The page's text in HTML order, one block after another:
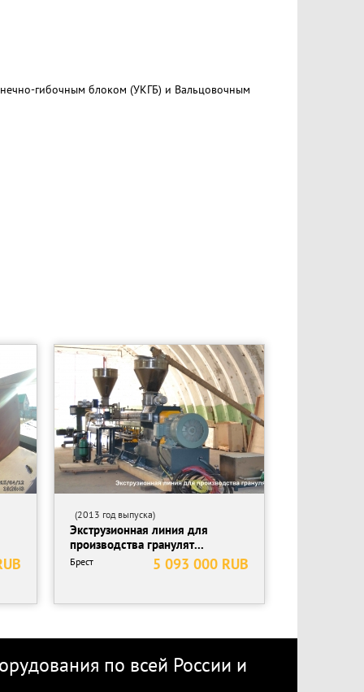
гибочным блоком (УКГБ) и Вальцовочным
(2013 год выпуска)
Экструзионная линия для
производства гранулят...
5 093 000 RUB
Брест
по всей России и